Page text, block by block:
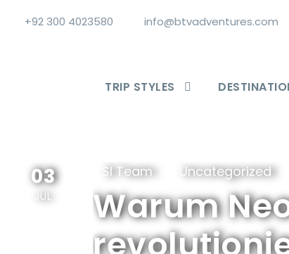
+92 300 4023580 info@btvadventures.com
TRIP STYLES
03
JUL
SI Team Uncategorized
Warum